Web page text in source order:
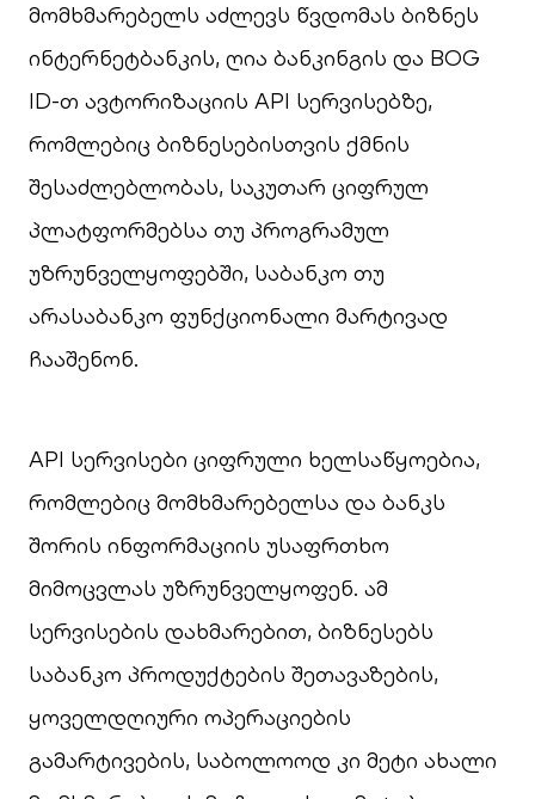
მომხმარებელს აძლევს წვდომას ბიზნეს
ინტერნეტბანკის, ღია ბანკინგის და BOG
ID-თ ავტორიზაციის API სერვისებზე,
რომლებიც ბიზნესებისთვის ქმნის
შესაძლებლობას, საკუთარ ციფრულ
პლატფორმებსა თუ პროგრამულ
უზრუნველყოფებში, საბანკო თუ
არასაბანკო ფუნქციონალი მარტივად
ჩააშენონ.
API სერვისები ციფრული ხელსაწყოებია,
რომლებიც მომხმარებელსა და ბანკს
შორის ინფორმაციის უსაფრთხო
მიმოცვლას უზრუნველყოფენ. ამ
სერვისების დახმარებით, ბიზნესებს
საბანკო პროდუქტების შეთავაზების,
ყოველდღიური ოპერაციების
გამარტივების, საბოლოოდ კი მეტი ახალი